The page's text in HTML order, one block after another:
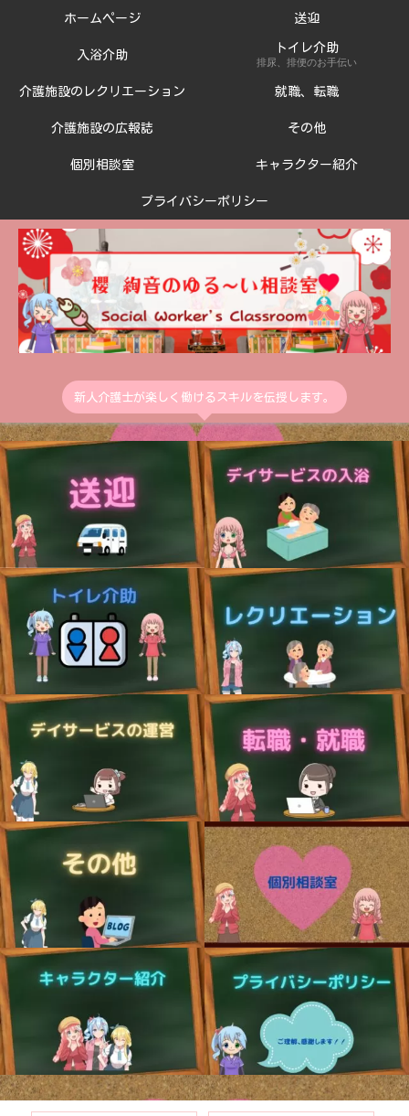
新人介護士が楽しく働けるスキルを伝授します。
ホームページ 送迎
入浴介助
トイレ介助
排尿、排便のお手伝い
介護施設のレクリエーション 就職、転職
介護施設の広報誌 その他
個別相談室 キャラクター紹介
プライバシーポリシー